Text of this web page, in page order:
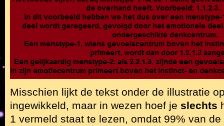
Misschien lijkt de tekst onder de illustratie
ingewikkeld, maar in wezen hoef je slechts
1 vermeld staat te lezen, omdat 99% van